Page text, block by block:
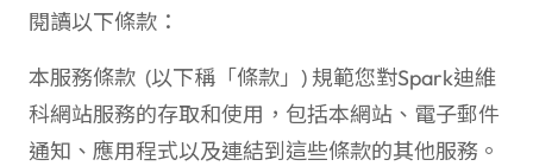
閱讀以下條款：
本服務條款 (以下稱「條款」) 規範您對Spark迪維
科網站服務的存取和使用，包括本網站、電子郵件
通知、應用程式以及連結到這些條款的其他服務。